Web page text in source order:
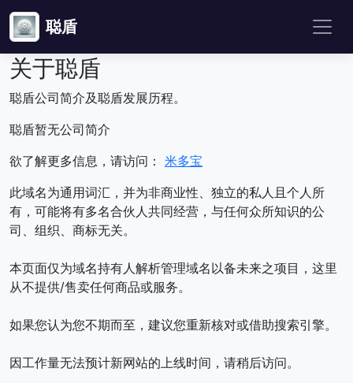
聪盾
关于聪盾
聪盾公司简介及聪盾发展历程。
聪盾暂无公司简介
欲了解更多信息，请访问： 米多宝
此域名为通用词汇，并为非商业性、独立的私人且个人所
有，可能将有多名合伙人共同经营，与任何众所知识的公
司、组织、商标无关。
本页面仅为域名持有人解析管理域名以备未来之项目，这里
从不提供/售卖任何商品或服务。
如果您认为您不期而至，建议您重新核对或借助搜索引擎。
因工作量无法预计新网站的上线时间，请稍后访问。